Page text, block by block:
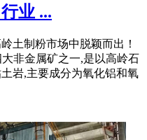
业 ...
土制粉市场中脱颖而出！
大非金属矿之一,是以高岭石
岩,主要成分为氧化铝和氧